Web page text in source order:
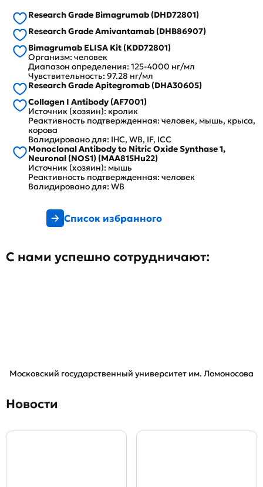
Research Grade Bimagrumab (DHD72801)
Research Grade Amivantamab (DHB86907)
Bimagrumab ELISA Kit (KDD72801)
Организм: человек
Диапазон определения: 125-4000 нг/мл
Чувствительность: 97.28 нг/мл
Research Grade Apitegromab (DHA30605)
Collagen I Antibody (AF7001)
Источник (хозяин): кролик
Реактивность подтвержденная: человек, мышь, крыса,
корова
Валидировано для: IHC, WB, IF, ICC
Monoclonal Antibody to Nitric Oxide Synthase 1,
Neuronal (NOS1) (MAA815Hu22)
Источник (хозяин): мышь
Реактивность подтвержденная: человек
Валидировано для: WB
Список избранного
С нами успешно сотрудничают:
Московский государственный университет им. Ломоносова
Новости